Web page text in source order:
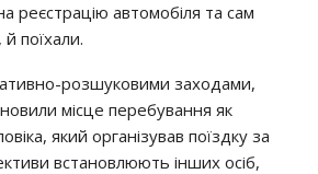
реєстрацію автомобіля та сам
поїхали.
розшуковими заходами,
місце перебування як
який організував поїздку за
встановлюють інших осіб,